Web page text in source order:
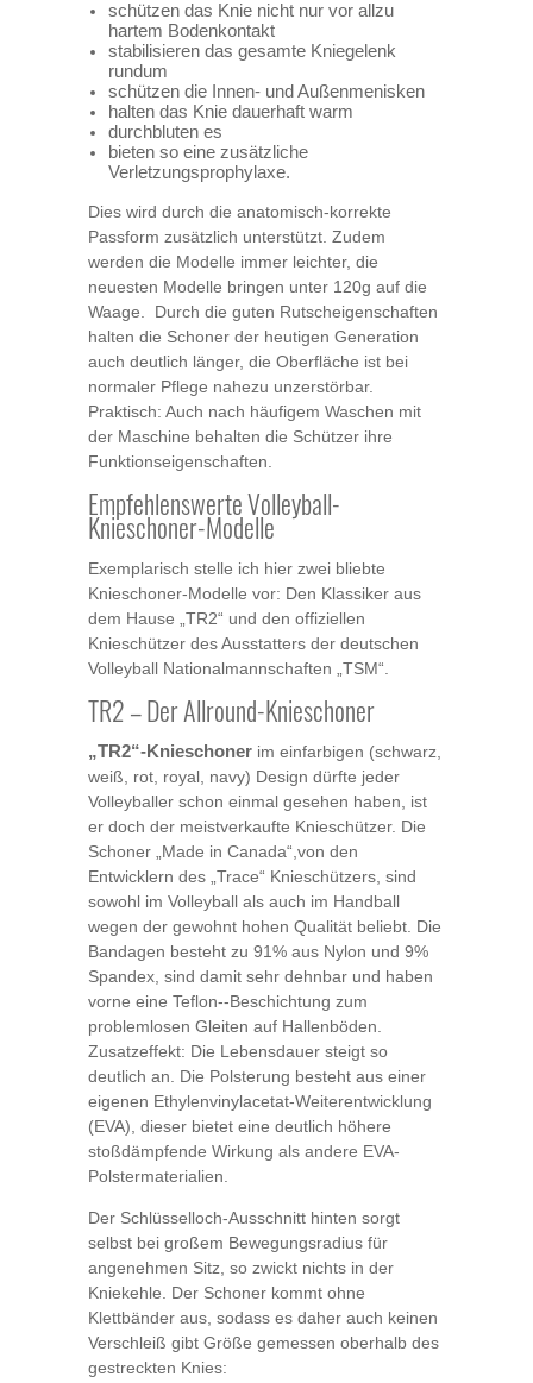
schützen das Knie nicht nur vor allzu
hartem Bodenkontakt
stabilisieren das gesamte Kniegelenk
rundum
schützen die Innen- und Außenmenisken
halten das Knie dauerhaft warm
durchbluten es
bieten so eine zusätzliche
Verletzungsprophylaxe.
Dies wird durch die anatomisch-korrekte
Passform zusätzlich unterstützt. Zudem
werden die Modelle immer leichter, die
neuesten Modelle bringen unter 120g auf die
Waage. Durch die guten Rutscheigenschaften
halten die Schoner der heutigen Generation
auch deutlich länger, die Oberfläche ist bei
normaler Pflege nahezu unzerstörbar.
Praktisch: Auch nach häufigem Waschen mit
der Maschine behalten die Schützer ihre
Funktionseigenschaften.
Empfehlenswerte Volleyball-
Knieschoner-Modelle
Exemplarisch stelle ich hier zwei bliebte
Knieschoner-Modelle vor: Den Klassiker aus
dem Hause „TR2“ und den offiziellen
Knieschützer des Ausstatters der deutschen
Volleyball Nationalmannschaften „TSM“.
TR2 – Der Allround-Knieschoner
„TR2“-Knieschoner im einfarbigen (schwarz,
weiß, rot, royal, navy) Design dürfte jeder
Volleyballer schon einmal gesehen haben, ist
er doch der meistverkaufte Knieschützer. Die
Schoner „Made in Canada“,von den
Entwicklern des „Trace“ Knieschützers, sind
sowohl im Volleyball als auch im Handball
wegen der gewohnt hohen Qualität beliebt. Die
Bandagen besteht zu 91% aus Nylon und 9%
Spandex, sind damit sehr dehnbar und haben
vorne eine Teflon-­‐Beschichtung zum
problemlosen Gleiten auf Hallenböden.
Zusatzeffekt: Die Lebensdauer steigt so
deutlich an. Die Polsterung besteht aus einer
eigenen Ethylenvinylacetat-Weiterentwicklung
(EVA), dieser bietet eine deutlich höhere
stoßdämpfende Wirkung als andere EVA-
Polstermaterialien.
Der Schlüsselloch-Ausschnitt hinten sorgt
selbst bei großem Bewegungsradius für
angenehmen Sitz, so zwickt nichts in der
Kniekehle. Der Schoner kommt ohne
Klettbänder aus, sodass es daher auch keinen
Verschleiß gibt Größe gemessen oberhalb des
gestreckten Knies: